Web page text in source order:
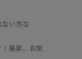
い方な
是非、お気